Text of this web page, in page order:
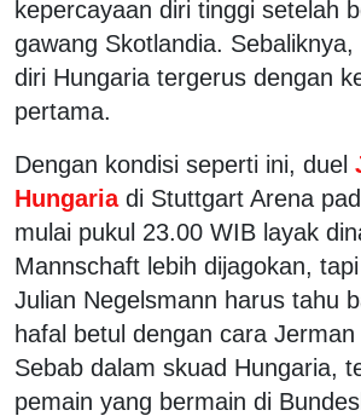
kepercayaan diri tinggi setelah
gawang Skotlandia.
diri Hungaria tergerus dengan
pertama.
Dengan kondisi seperti ini, duel
Hungaria di Stuttgart Arena
mulai pukul 23.00 WIB layak
Mannschaft lebih dijagokan,
Julian Negelsmann harus tahu
hafal betul dengan cara Jerman
Sebab dalam skuad Hungaria,
pemain yang bermain di